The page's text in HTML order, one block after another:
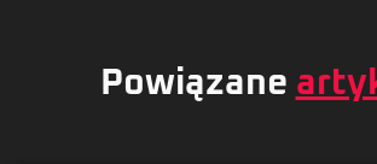
Powiązane